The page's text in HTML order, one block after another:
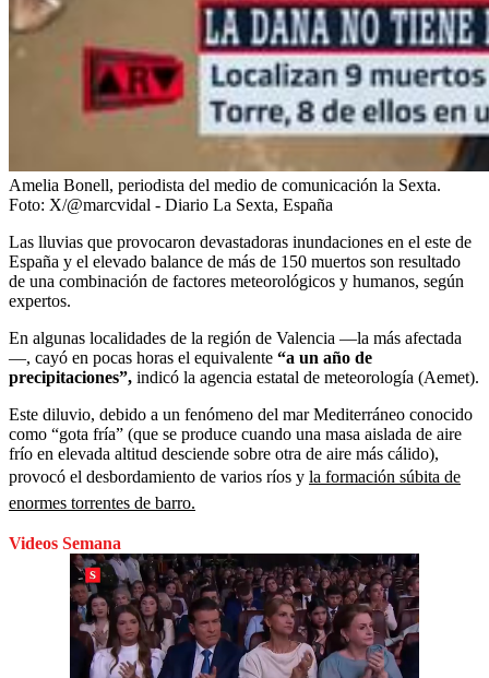
Amelia Bonell, periodista del medio de comunicación la Sexta.
Foto: X/@marcvidal - Diario La Sexta, España
Las lluvias que provocaron devastadoras inundaciones en el este de
España y el elevado balance de más de 150 muertos son resultado
de una combinación de factores meteorológicos y humanos, según
expertos.
En algunas localidades de la región de Valencia —la más afectada
—, cayó en pocas horas el equivalente “a un año de
precipitaciones”, indicó la agencia estatal de meteorología (Aemet).
Este diluvio, debido a un fenómeno del mar Mediterráneo conocido
como “gota fría” (que se produce cuando una masa aislada de aire
frío en elevada altitud desciende sobre otra de aire más cálido),
provocó el desbordamiento de varios ríos y la formación súbita de
enormes torrentes de barro.
Videos Semana